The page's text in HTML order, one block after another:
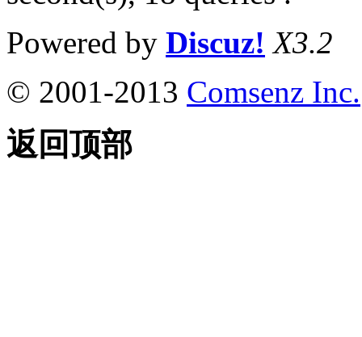
Powered by Discuz! X3.2
© 2001-2013 Comsenz Inc.
返回顶部